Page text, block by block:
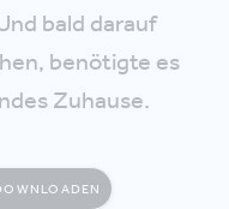
bald darauf
benötigte es
Zuhause.